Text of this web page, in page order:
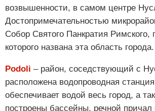
возвышенности, в самом центре
Достопримечательностью
Собор Святого Панкратия Римского,
которого названа эта область города.
Podoli – район, соседствующий с
расположена водопроводная
обеспечивает водой весь город, а
построены бассейны, речной причал